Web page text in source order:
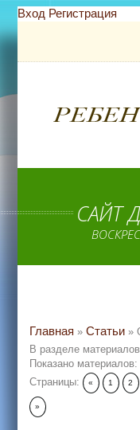
Вход Регистрация
САЙТ
Главная »Статьи »
В разделе материалов
Показано материалов
Страницы: « 1 2
»